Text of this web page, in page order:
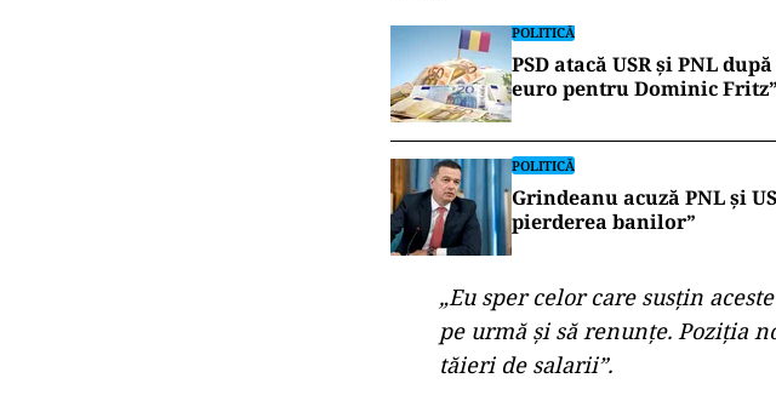
POLITICĂ
PSD atacă USR și PNL
euro pentru Dominic Fritz”
POLITICĂ
Grindeanu acuză PNL și
pierderea banilor”
„Eu sper celor care susţin
pe urmă şi să renunţe. Poziţia
tăieri de salarii”.